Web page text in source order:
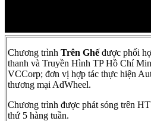
Chương trình Trên Ghếđược phối
thanh và Truyền Hình TP Hồ Chí
VCCorp; đơn vị hợp tác thực hiện
thương mại AdWheel.
Chương trình được phát sóng trên
thứ 5 hàng tuần.